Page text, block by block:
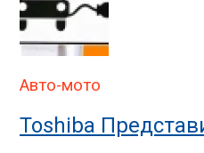
Авто-мото
Toshiba